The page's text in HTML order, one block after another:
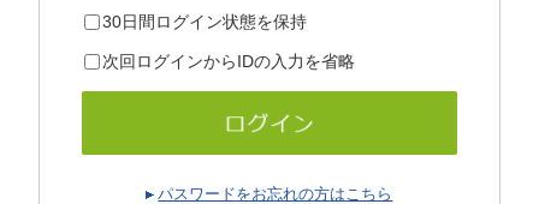
30日間ログイン状態を保持
次回ログインからIDの入力を省略
パスワードをお忘れの方はこちら